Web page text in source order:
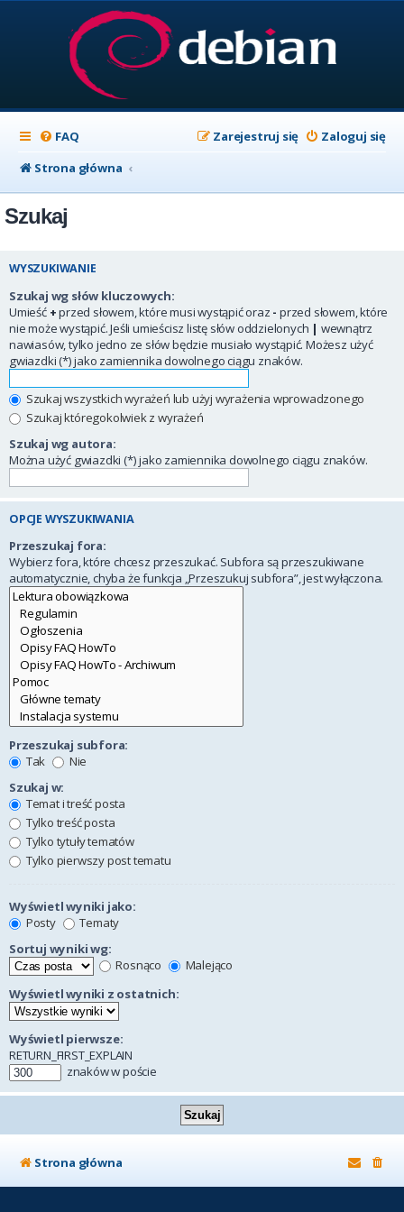
FAQ Zaloguj się
Zarejestruj się
Strona główna
Szukaj
WYSZUKIWANIE
Szukaj wg słów kluczowych:
Umieść +przed słowem, które musi wystąpić oraz - przed słowem, które
nie może wystąpić. Jeśli umieścisz listę słów oddzielonych | wewnątrz
nawiasów, tylko jedno ze słów będzie musiało wystąpić. Możesz użyć
gwiazdki (*) jako zamiennika dowolnego ciągu znaków.
Szukaj wszystkich wyrażeń lub użyj wyrażenia wprowadzonego
Szukaj któregokolwiek z wyrażeń
Szukaj wg autora:
Można użyć gwiazdki (*) jako zamiennika dowolnego ciągu znaków.
OPCJE WYSZUKIWANIA
Przeszukaj fora:
Wybierz fora, które chcesz przeszukać. Subfora są przeszukiwane
automatycznie, chyba że funkcja „Przeszukuj subfora”, jest wyłączona.
Przeszukaj subfora:
Tak
Nie
Szukaj w:
Temat i treść posta
Tylko treść posta
Tylko tytuły tematów
Tylko pierwszy post tematu
Wyświetl wyniki jako:
Posty
Tematy
Sortuj wyniki wg:
Rosnąco
Malejąco
Wyświetl wyniki z ostatnich:
Wyświetl pierwsze:
RETURN_FIRST_EXPLAIN
znaków w poście
Strona główna